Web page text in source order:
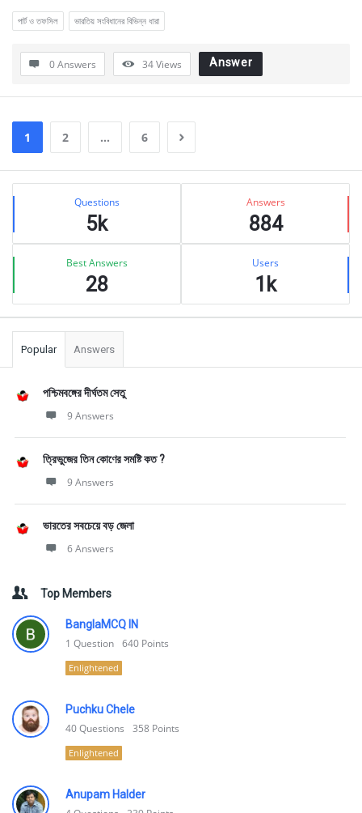
পার্ট ও তফসিল ভারতিয় সংবিধানের বিভিন্ন ধারা
0 Answers 34Views Answer
1 2 … 6
Sidebar
Stats Questions
5k
Answers
884
Best Answers
28
Users
1k
Popular Answers
পশ্চিমবঙ্গের দীর্ঘতম সেতু
9 Answers
ত্রিভুজের তিন কোণের সমষ্টি কত ?
9 Answers
ভারতের সবচেয়ে বড় জেলা
6 Answers
Top Members
BanglaMCQ IN
1 Question 640 Points
Enlightened
Puchku Chele
40Questions 358 Points
Enlightened
Anupam Halder